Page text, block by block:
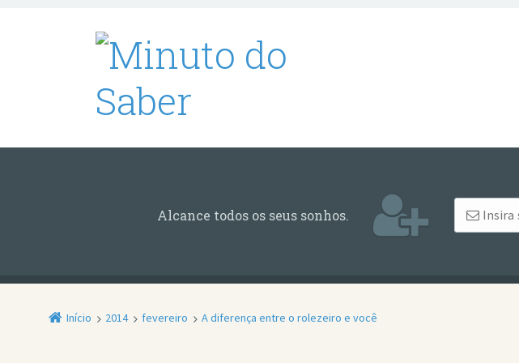
Alcance todos os seus sonhos.
Início 2014 fevereiro A diferença entre o rolezeiro e você